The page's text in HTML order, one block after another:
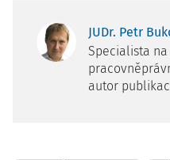
JUDr. Petr
Specialista
autor